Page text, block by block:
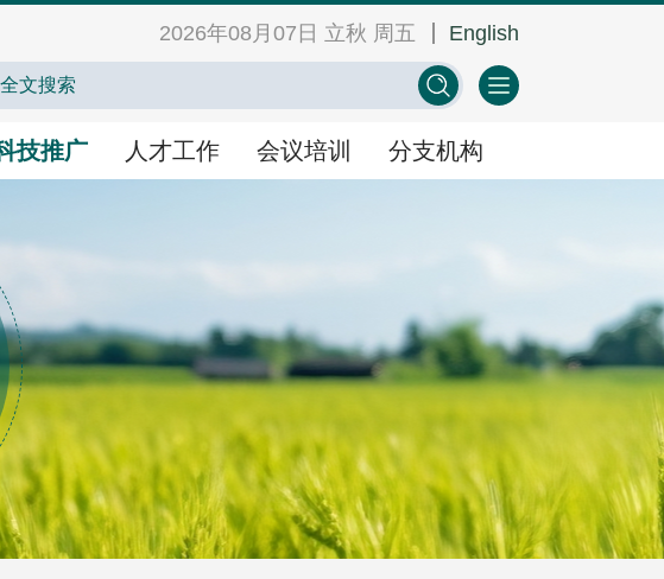
2026年08月07日 立秋 周五 English
技推广 人才工作 会议培训 分支机构
农业农村人才网 中心学会门户网 EN
新产品新场景
种主推技术
术”
人才研修
科技工作者风采
教育培训
活动日历